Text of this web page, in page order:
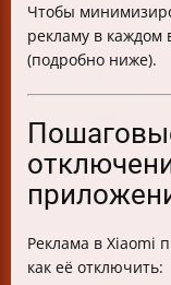
Чтобы
рекламу в каждом
(подробно ниже).
Реклама в Xiaomi
как её отключить: